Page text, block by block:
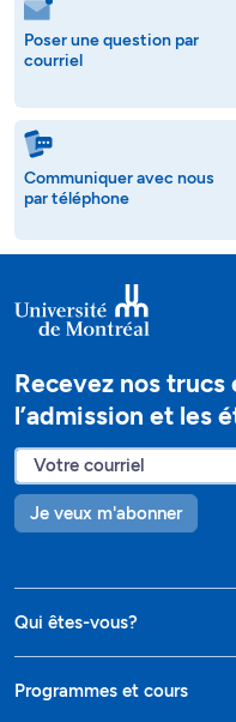
Poser une question par
courriel
Communiquer avec nous
par téléphone
Recevez nos trucs
l’admission et les
Je veux m'abonner
Qui êtes-vous?
Programmes et cours